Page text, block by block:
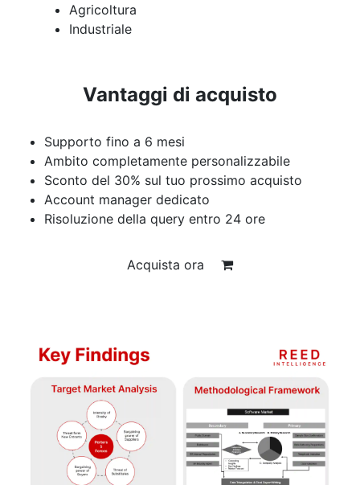
Agricoltura
Industriale
Vantaggi di acquisto
Supporto fino a 6 mesi
Ambito completamente personalizzabile
Sconto del 30% sul tuo prossimo acquisto
Account manager dedicato
Risoluzione della query entro 24 ore
Acquista ora